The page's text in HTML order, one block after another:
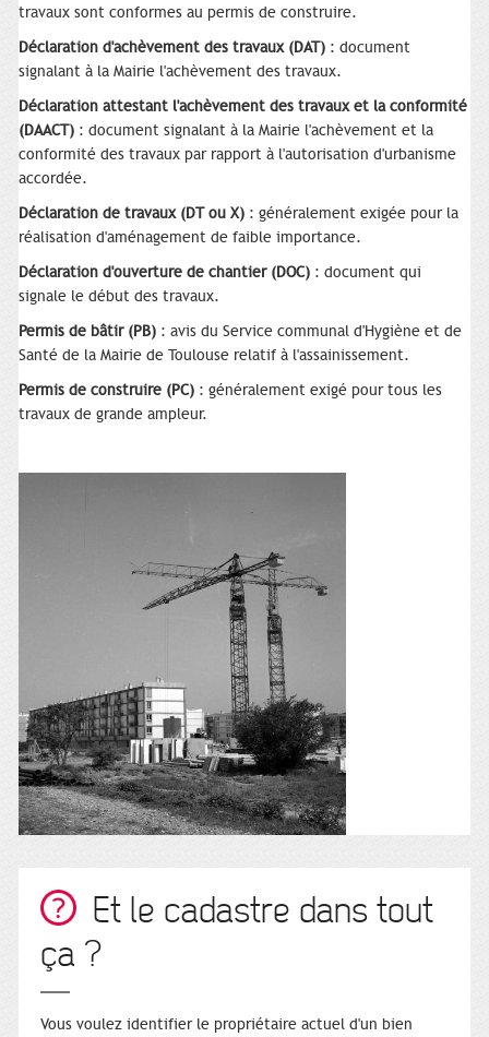
travaux sont conformes au permis de construire.
Déclaration d'achèvement des travaux (DAT) : document
signalant à la Mairie l'achèvement des travaux.
Déclaration attestant l'achèvement des travaux et la conformité
(DAACT) : document signalant à la Mairie l'achèvement et la
conformité des travaux par rapport à l'autorisation d'urbanisme
accordée.
Déclaration de travaux (DT ou X) : généralement exigée pour la
réalisation d'aménagement de faible importance.
Déclaration d'ouverture de chantier (DOC) : document qui
signale le début des travaux.
Permis de bâtir (PB) : avis du Service communal d'Hygiène et de
Santé de la Mairie de Toulouse relatif à l'assainissement.
Permis de construire (PC) : généralement exigé pour tous les
travaux de grande ampleur.
Et le cadastre dans tout
ça ?
Vous voulez identifier le propriétaire actuel d'un bien